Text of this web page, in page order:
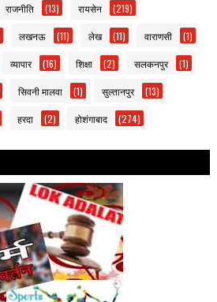
राजनीति (13) रायसेन (219)
लखनऊ (11) लेख (11) वाराणसी (1)
व्यापार (16) शिक्षा (2) सलकनपुर (1)
सिवनी मालवा (1) सुल्तानपुर (13)
हरदा (2) होशंगाबाद (274)